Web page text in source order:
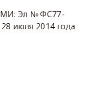
Эл № ФС77-
июля 2014 года